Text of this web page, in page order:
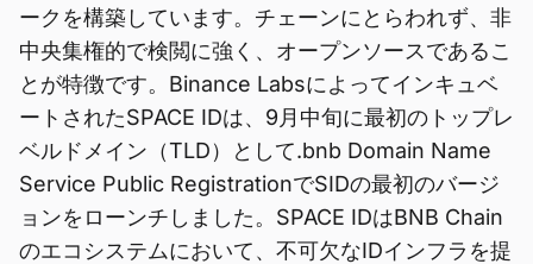
ークを構築しています。チェーンにとらわれず、非
中央集権的で検閲に強く、オープンソースであるこ
とが特徴です。Binance Labsによってインキュベ
ートされたSPACE IDは、9月中旬に最初のトップレ
ベルドメイン（TLD）として.bnb Domain Name
Service Public RegistrationでSIDの最初のバージ
ョンをローンチしました。SPACE IDはBNB Chain
のエコシステムにおいて、不可欠なIDインフラを提